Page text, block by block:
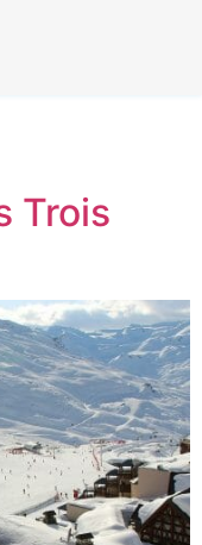
Trois